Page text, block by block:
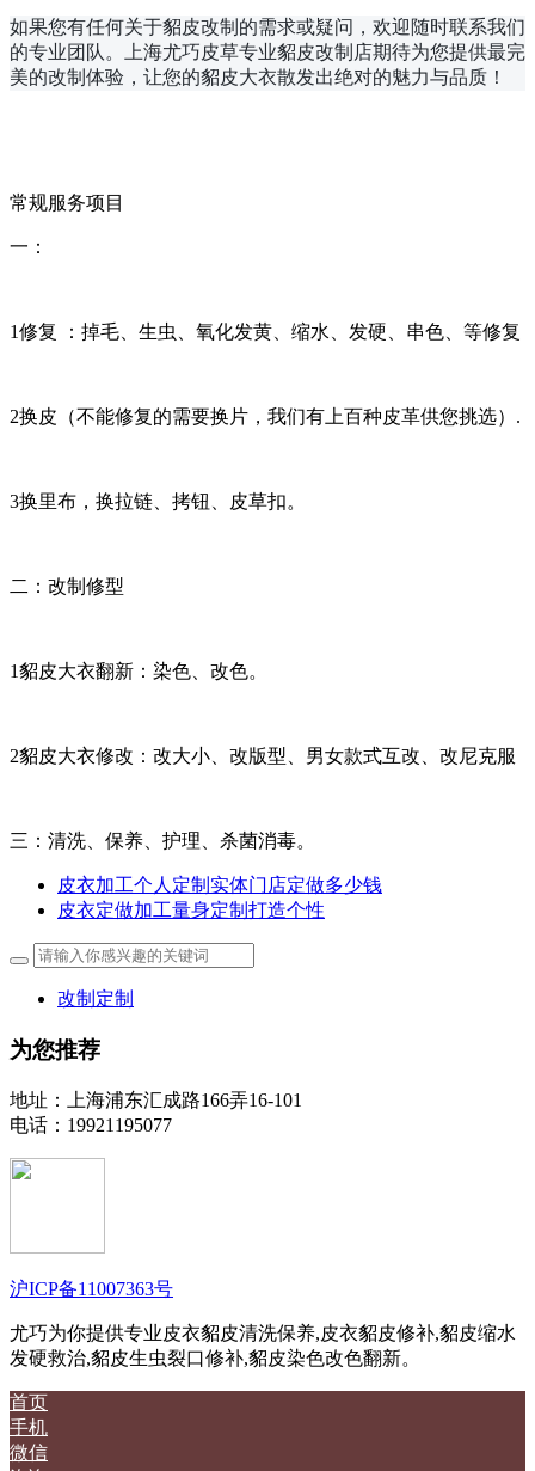
如果您有任何关于貂皮改制的需求或疑问，欢迎随时联系我们
的专业团队。上海尤巧皮草专业貂皮改制店期待为您提供最完
美的改制体验，让您的貂皮大衣散发出绝对的魅力与品质！
常规服务项目
一：
1修复 ：掉毛、生虫、氧化发黄、缩水、发硬、串色、等修复
2换皮（不能修复的需要换片，我们有上百种皮革供您挑选）.
3换里布，换拉链、拷钮、皮草扣。
二：改制修型
1貂皮大衣翻新：染色、改色。
2貂皮大衣修改：改大小、改版型、男女款式互改、改尼克服
三：清洗、保养、护理、杀菌消毒。
皮衣加工个人定制实体门店定做多少钱
皮衣定做加工量身定制打造个性
改制定制
为您推荐
地址：上海浦东汇成路166弄16-101
电话：19921195077
沪ICP备11007363号
尤巧为你提供专业皮衣貂皮清洗保养,皮衣貂皮修补,貂皮缩水
发硬救治,貂皮生虫裂口修补,貂皮染色改色翻新。
首页
手机
微信